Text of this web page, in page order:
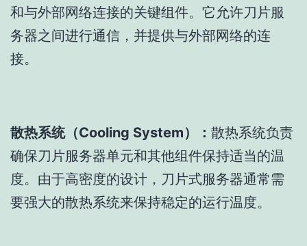
和与外部网络连接的关键组件。它允许刀片服
务器之间进行通信，并提供与外部网络的连
接。
散热系统（Cooling System）： 散热系统负责
确保刀片服务器单元和其他组件保持适当的温
度。由于高密度的设计，刀片式服务器通常需
要强大的散热系统来保持稳定的运行温度。